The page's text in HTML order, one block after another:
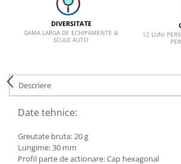
Mercedes-Benz
Opel
Peugeot
Renault
DIVERSITATE
GAMA LARGA DE ECHIPAMENTE &
SCULE AUTO
12 LUNI
Descriere
Date tehnice:
Greutate bruta: 20 g
Lungime: 30 mm
Profil parte de actionare: Cap hexagonal